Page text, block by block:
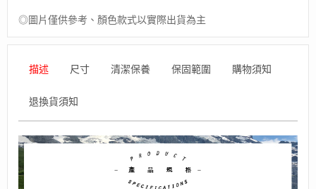
款
麗
乾
數
量
◎圖片僅供參考、顏色款式以實際出貨為主
描述 尺寸 清潔保養 保固範圍 購物須知
退換貨須知